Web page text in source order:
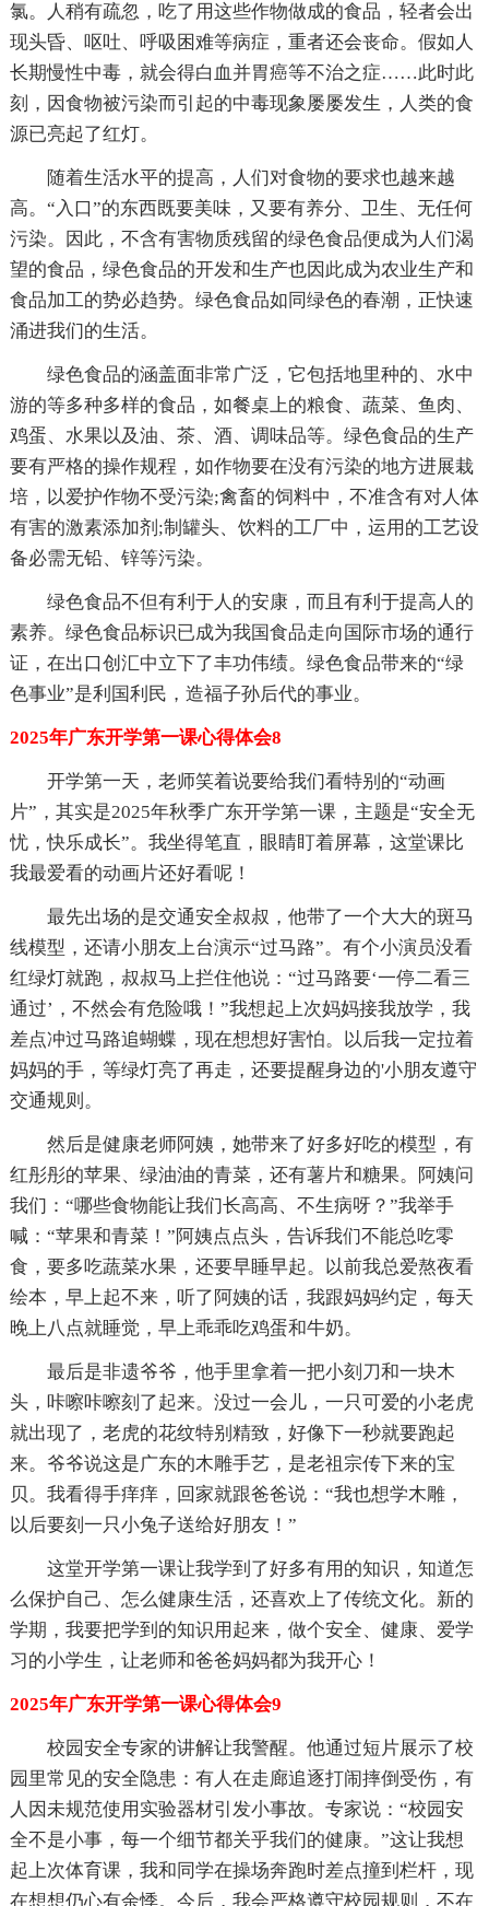
氯。人稍有疏忽，吃了用这些作物做成的食品，轻者会出
现头昏、呕吐、呼吸困难等病症，重者还会丧命。假如人
长期慢性中毒，就会得白血并胃癌等不治之症……此时此
刻，因食物被污染而引起的中毒现象屡屡发生，人类的食
源已亮起了红灯。
随着生活水平的提高，人们对食物的要求也越来越
高。“入口”的东西既要美味，又要有养分、卫生、无任何
污染。因此，不含有害物质残留的绿色食品便成为人们渴
望的食品，绿色食品的开发和生产也因此成为农业生产和
食品加工的势必趋势。绿色食品如同绿色的春潮，正快速
涌进我们的生活。
绿色食品的涵盖面非常广泛，它包括地里种的、水中
游的等多种多样的食品，如餐桌上的粮食、蔬菜、鱼肉、
鸡蛋、水果以及油、茶、酒、调味品等。绿色食品的生产
要有严格的操作规程，如作物要在没有污染的地方进展栽
培，以爱护作物不受污染;禽畜的饲料中，不准含有对人体
有害的激素添加剂;制罐头、饮料的工厂中，运用的工艺设
备必需无铅、锌等污染。
绿色食品不但有利于人的安康，而且有利于提高人的
素养。绿色食品标识已成为我国食品走向国际市场的通行
证，在出口创汇中立下了丰功伟绩。绿色食品带来的“绿
色事业”是利国利民，造福子孙后代的事业。
2025年广东开学第一课心得体会8
开学第一天，老师笑着说要给我们看特别的“动画
片”，其实是2025年秋季广东开学第一课，主题是“安全无
忧，快乐成长”。我坐得笔直，眼睛盯着屏幕，这堂课比
我最爱看的动画片还好看呢！
最先出场的是交通安全叔叔，他带了一个大大的斑马
线模型，还请小朋友上台演示“过马路”。有个小演员没看
红绿灯就跑，叔叔马上拦住他说：“过马路要‘一停二看三
通过’，不然会有危险哦！”我想起上次妈妈接我放学，我
差点冲过马路追蝴蝶，现在想想好害怕。以后我一定拉着
妈妈的手，等绿灯亮了再走，还要提醒身边的'小朋友遵守
交通规则。
然后是健康老师阿姨，她带来了好多好吃的模型，有
红彤彤的苹果、绿油油的青菜，还有薯片和糖果。阿姨问
我们：“哪些食物能让我们长高高、不生病呀？”我举手
喊：“苹果和青菜！”阿姨点点头，告诉我们不能总吃零
食，要多吃蔬菜水果，还要早睡早起。以前我总爱熬夜看
绘本，早上起不来，听了阿姨的话，我跟妈妈约定，每天
晚上八点就睡觉，早上乖乖吃鸡蛋和牛奶。
最后是非遗爷爷，他手里拿着一把小刻刀和一块木
头，咔嚓咔嚓刻了起来。没过一会儿，一只可爱的小老虎
就出现了，老虎的花纹特别精致，好像下一秒就要跑起
来。爷爷说这是广东的木雕手艺，是老祖宗传下来的宝
贝。我看得手痒痒，回家就跟爸爸说：“我也想学木雕，
以后要刻一只小兔子送给好朋友！”
这堂开学第一课让我学到了好多有用的知识，知道怎
么保护自己、怎么健康生活，还喜欢上了传统文化。新的
学期，我要把学到的知识用起来，做个安全、健康、爱学
习的小学生，让老师和爸爸妈妈都为我开心！
2025年广东开学第一课心得体会9
校园安全专家的讲解让我警醒。他通过短片展示了校
园里常见的安全隐患：有人在走廊追逐打闹摔倒受伤，有
人因未规范使用实验器材引发小事故。专家说：“校园安
全不是小事，每一个细节都关乎我们的健康。”这让我想
起上次体育课，我和同学在操场奔跑时差点撞到栏杆，现
在想想仍心有余悸。今后，我会严格遵守校园规则，不在